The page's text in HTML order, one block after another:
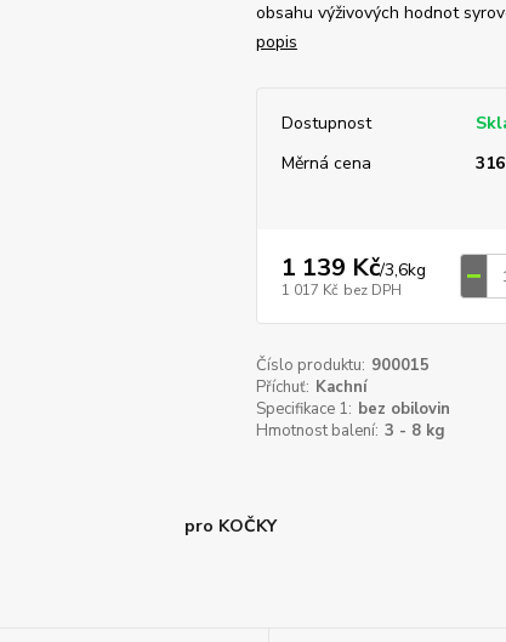
obsahu výživových hodnot
popis
Dostupnost
Měrná cena
1 139 Kč/3,6kg
1 017 Kč bez DPH
Číslo produktu: 900015
Příchuť: Kachní
Specifikace 1: bez obilovin
Hmotnost balení: 3 - 8 kg
pro KOČKY